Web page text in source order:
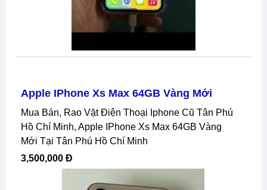
Apple IPhone Xs Max 64GB Vàng Mới
Mua Bán, Rao Vặt Điện Thoại Iphone Cũ Tân Phú
Hồ Chí Minh, Apple IPhone Xs Max 64GB Vàng
Mới Tại Tân Phú Hồ Chí Minh
3,500,000 Đ